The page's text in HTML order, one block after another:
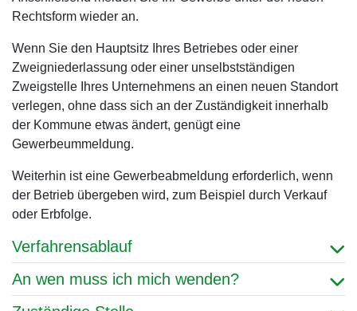
Rechtsform wieder an.
Wenn Sie den Hauptsitz Ihres Betriebes oder einer
Zweigniederlassung oder einer unselbstständigen
Zweigstelle Ihres Unternehmens an einen neuen Standort
verlegen, ohne dass sich an der Zuständigkeit innerhalb
der Kommune etwas ändert, genügt eine
Gewerbeummeldung.
Weiterhin ist eine Gewerbeabmeldung erforderlich, wenn
der Betrieb übergeben wird, zum Beispiel durch Verkauf
oder Erbfolge.
Verfahrensablauf
An wen muss ich mich wenden?